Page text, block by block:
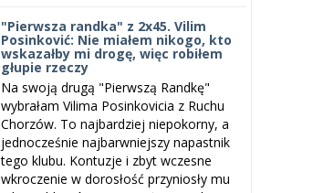
"Pierwsza randka" z 2x45. Vilim
Posinković: Nie miałem nikogo, kto
wskazałby mi drogę, więc robiłem
głupie rzeczy
Na swoją drugą "Pierwszą Randkę"
wybrałam Vilima Posinkovicia z Ruchu
Chorzów. To najbardziej niepokorny, a
jednocześnie najbarwniejszy napastnik
tego klubu. Kontuzje i zbyt wczesne
wkroczenie w dorosłość przyniosły mu